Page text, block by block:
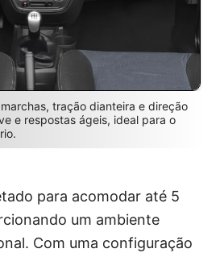
tração dianteira e direção
e respostas ágeis, ideal para o
para acomodar até 5
um ambiente
Com uma configuração